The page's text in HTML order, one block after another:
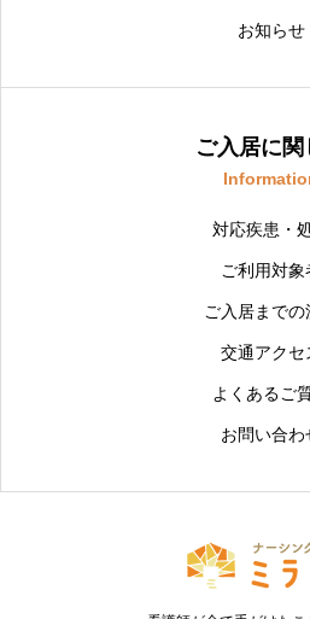
お知らせ
ご入居に関
対応疾患・
ご利用対象
ご入居までの
交通アクセ
よくあるご
お問い合わ